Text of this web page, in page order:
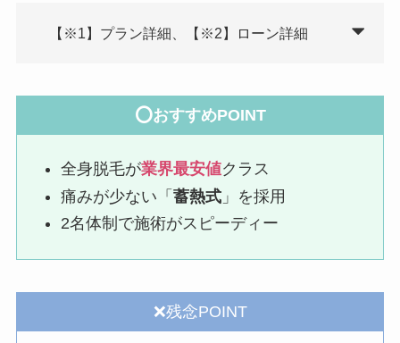
【※1】プラン詳細、【※2】ローン詳細
⭕おすすめPOINT
全身脱毛が業界最安値クラス
痛みが少ない「蓄熱式 」を採用
2名体制で施術がスピーディー
❌残念POINT